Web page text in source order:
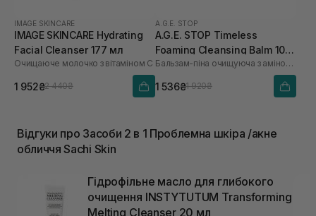
IMAGE SKINCARE
IMAGE SKINCARE Hydrating
Facial Cleanser 177 мл
Очищаюче молочко з вітаміном С
1 952₴2 440₴
A.G.E. STOP
A.G.E. STOP Timeless
Foaming Cleansing Balm 100
мл
Бальзам-піна очищуюча з амінокислотами
1 536₴1 920₴
Відгуки про Засоби 2 в 1 Проблемна шкіра /акне
обличчя Sachi Skin
Гідрофільне масло для глибокого
очищення INSTYTUTUM Transforming
Melting Cleanser 20 мл